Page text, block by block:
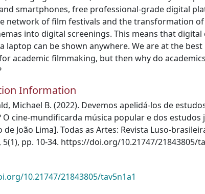
smartphones, free professional-grade digital
network of film festivals and the transformation
into digital screenings. This means that digital
laptop can be shown anywhere. We are at the
academic filmmaking, but then why do
Information
Michael B. (2022). Devemos apelidá-los de
O cine-mundificarda música popular e dos estudos
de João Lima]. Todas as Artes: Revista Luso-
5(1), pp. 10-34. https://doi.org/10.21747/21843805/
10.21747/21843805/tav5n1a1